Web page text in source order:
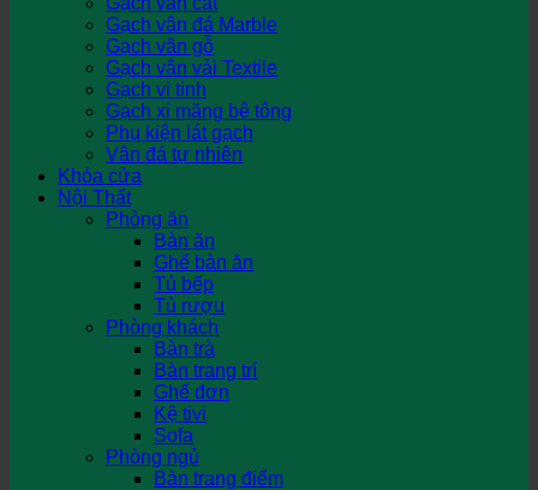
Gạch vân đá Marble
Gạch vân gỗ
Gạch vân vải Textile
Gạch vi tinh
Gạch xi măng bê tông
Phụ kiện lát gạch
Vân đá tự nhiên
Khóa cửa
Nội Thất
Phòng ăn
Bàn ăn
Ghế bàn ăn
Tủ bếp
Tủ rượu
Phòng khách
Bàn trà
Bàn trang trí
Ghế đơn
Kệ tivi
Sofa
Phòng ngủ
Bàn trang điểm